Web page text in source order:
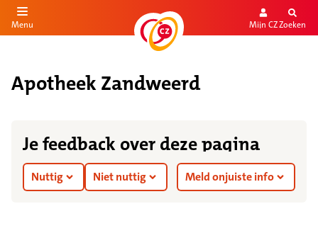
de inhoud
Menu Mijn CZZoeken
Apotheek Zandweerd
Je feedback over deze pagina
Nuttig Niet nuttig Meld onjuiste info